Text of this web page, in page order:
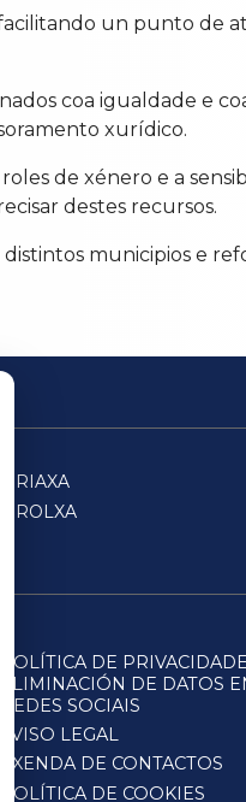
un punto de
coa igualdade e
xurídico.
de xénero e a
destes recursos.
municipios e
POLÍTICA DE
ELIMINACIÓN DE DATOS
REDES SOCIAIS
AVISO LEGAL
AXENDA DE CONTACTOS
POLÍTICA DE COOKIES